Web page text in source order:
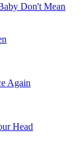
Don't Mean
Again
Head